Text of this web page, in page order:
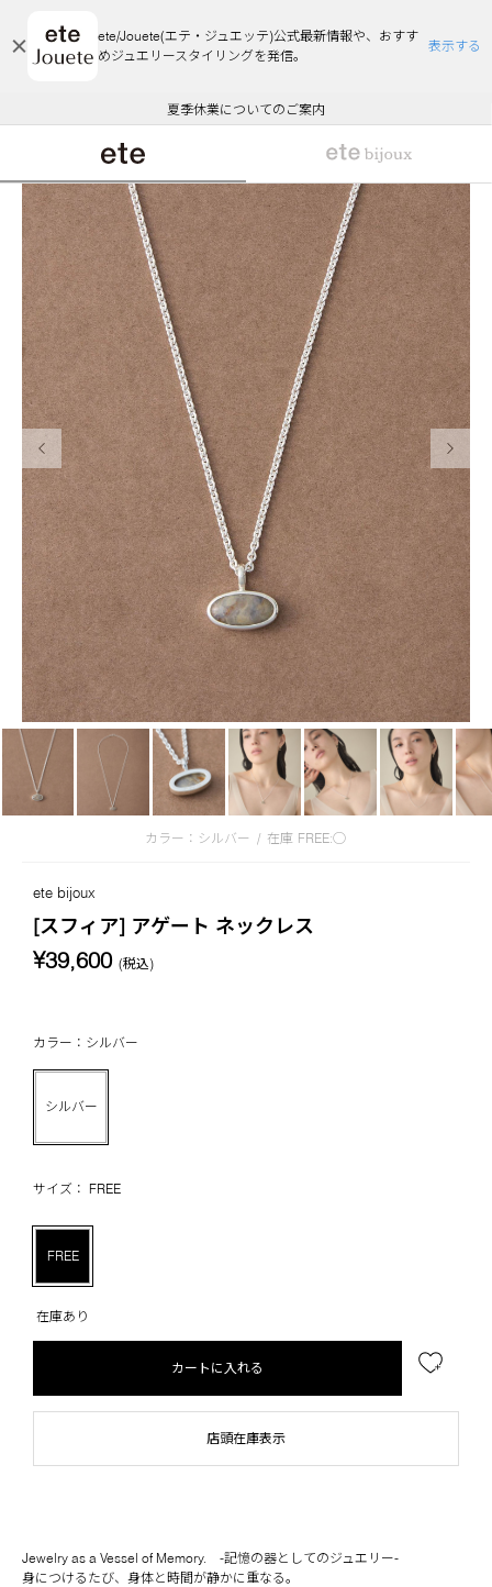
ete/Jouete(エテ・ジュエッテ)公式最新情報や、おすす
めジュエリースタイリングを発信。
表示する
エコラッピング及びエコポイント付与のご案内
ご注文いただいたお品物のお届け状況について
夏季休業についてのご案内
WEB Limited Items >>
採用のご案内
悪質な偽サイトにご注意ください
エコラッピング及びエコポイント付与のご案内
ご注文いただいたお品物のお届け状況について
前の画像
カラー：シルバー / 在庫 FREE:◯
ete bijoux
[スフィア] アゲート ネックレス
¥39,600 (税込)
カラー：シルバー
シルバー
サイズ： FREE
FREE
在庫あり
カートに入れる
店頭在庫表示
Jewelry as a Vessel of Memory. -記憶の器としてのジュエリー-
身につけるたび、身体と時間が静かに重なる。